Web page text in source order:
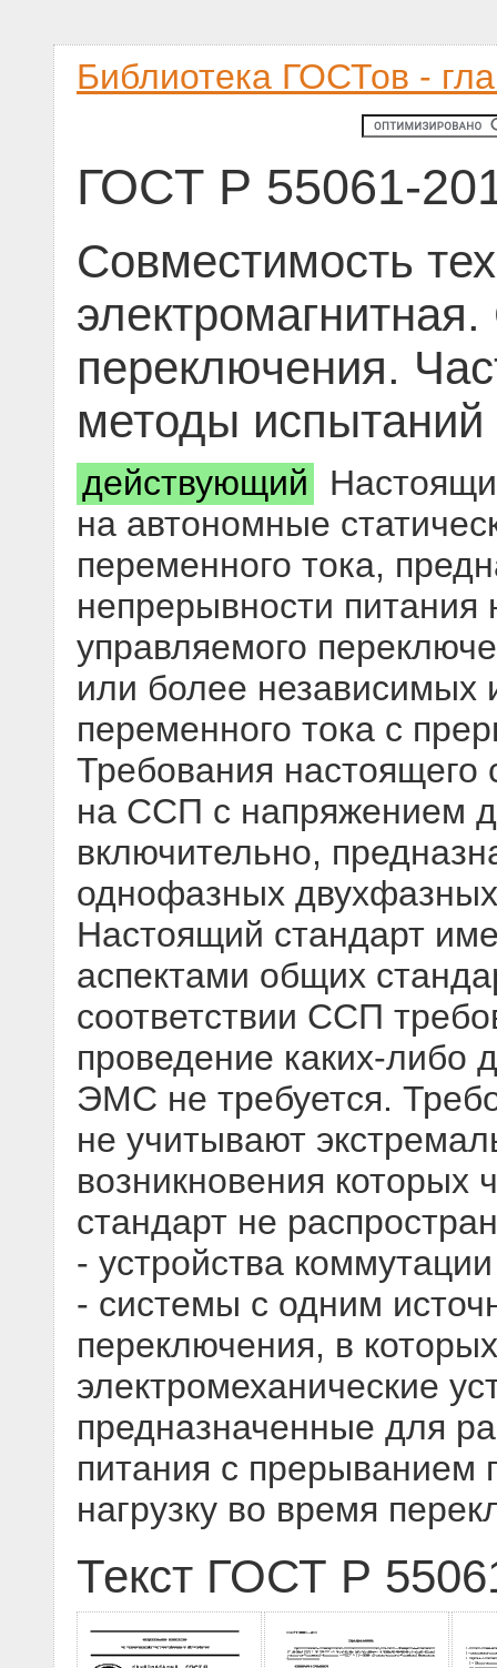
Библиотека ГОСТов -
ГОСТ Р 55061-
Совместимость
переключения.
методы испытаний
действующий
на автономные
переменного тока,
непрерывности питания
управляемого
или более независимых
переменного тока с
Требования настоящего
на ССП с напряжением
включительно,
однофазных
Настоящий стандарт
аспектами общих
соответствии ССП
проведение каких-либо
ЭМС не требуется.
не учитывают
возникновения
стандарт не
- устройства
- системы с одним
переключения, в
электромеханические
предназначенные для
питания с прерыванием
нагрузку во время
Текст ГОСТ Р